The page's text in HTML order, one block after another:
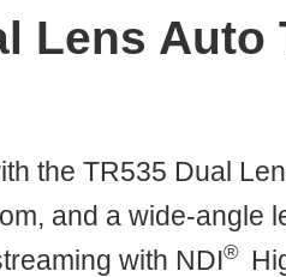
Lens
the TR535 Dual
and a wide-angle
with NDI®